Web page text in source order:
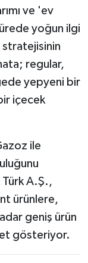
ve 'ev
yoğun ilgi
stratejisinin
regular,
yepyeni bir
içecek
ile
Türk A.Ş.,
ürünlere,
geniş ürün
gösteriyor.